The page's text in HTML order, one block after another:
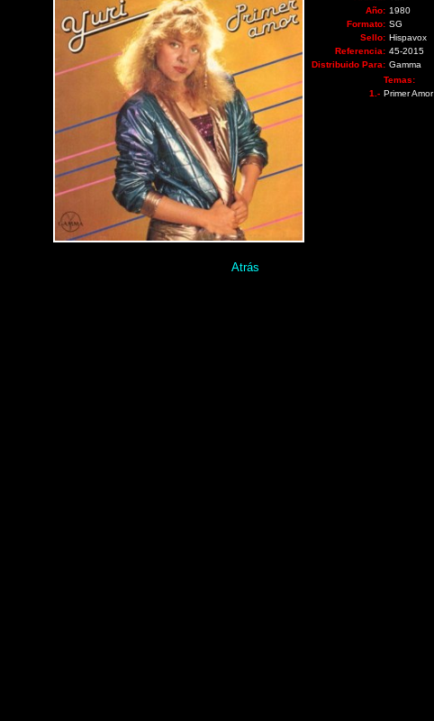
Año: 1980
Formato: SG
Sello: Hispavox
Referencia: 45-2015
Distribuido Para: Gamma
Temas:
1.- Primer Amor
Atrás